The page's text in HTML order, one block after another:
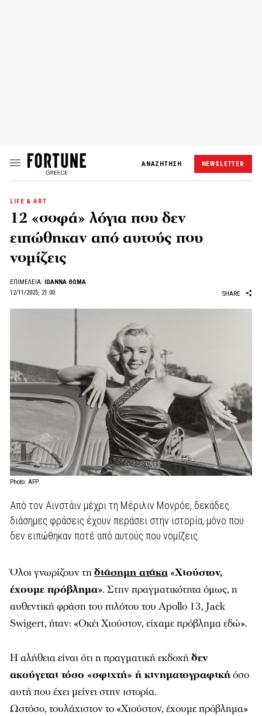
ΑΝΑΖΗΤΗΣΗ NEWSLETTER
LIFE & ART
12 «σοφά» λόγια που δεν
ειπώθηκαν από αυτούς που
νομίζεις
ΕΠΙΜΈΛΕΙΑ: ΙΩΑΝΝΑ ΘΩΜΑ
12/11/2025, 21:00
SHARE
Photo: AFP
Από τον Αϊνστάιν μέχρι τη Μέριλιν Μονρόε, δεκάδες
διάσημες φράσεις έχουν περάσει στην ιστορία, μόνο που
δεν ειπώθηκαν ποτέ από αυτούς που νομίζεις.
Όλοι γνωρίζουν τηδιάσημη ατάκα «Χιούστον,
έχουμε πρόβλημα». Στην πραγματικότητα όμως, η
αυθεντική φράση του πιλότου του Apollo 13, Jack
Swigert, ήταν: «Οκέι Χιούστον, είχαμε πρόβλημα εδώ».
Η αλήθεια είναι ότι η πραγματική εκδοχήδεν
ακούγεται τόσο «σφιχτή» ή κινηματογραφικήόσο
αυτή που έχει μείνει στην ιστορία.
Ωστόσο, τουλάχιστον το «Χιούστον, έχουμε πρόβλημα»